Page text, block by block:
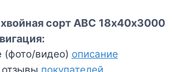
сорт АВС 18х40х3000
(фото/видео) описание
покупателей